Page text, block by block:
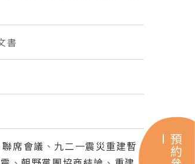
書
聯席會議 、 九二一震災重建暫